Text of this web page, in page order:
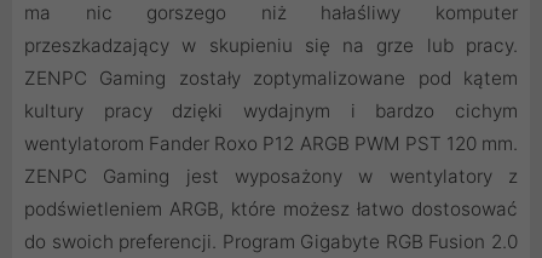
ma nic gorszego niż hałaśliwy komputer
przeszkadzający w skupieniu się na grze lub pracy.
ZENPC Gaming zostały zoptymalizowane pod kątem
kultury pracy dzięki wydajnym i bardzo cichym
wentylatorom Fander Roxo P12 ARGB PWM PST 120 mm.
ZENPC Gaming jest wyposażony w wentylatory z
podświetleniem ARGB, które możesz łatwo dostosować
do swoich preferencji. Program Gigabyte RGB Fusion 2.0